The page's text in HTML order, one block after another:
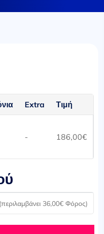
Extra Τιμή
- 186,00€
(περιλαμβάνει 36,00€ Φόρος)